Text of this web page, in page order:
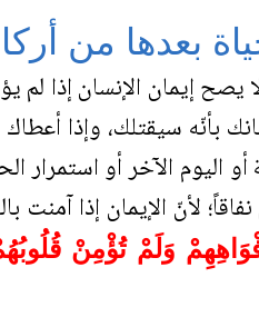
بعدها من
يصح إيمان الإنسان إذا
بأنّه سيقتلك، وإذا
اليوم الآخر أو استمرار
لأنّ الإيمان إذا
وَلَمْ تُؤْمِنْ